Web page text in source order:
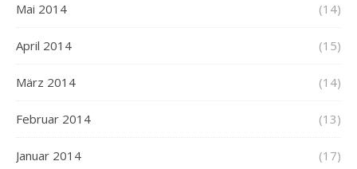
Mai 2014 (14)
April 2014 (15)
März 2014 (14)
Februar 2014 (13)
Januar 2014 (17)